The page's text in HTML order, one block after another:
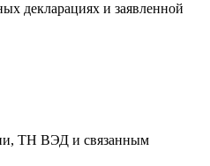
декларациях и заявленной
ТН ВЭД и связанным